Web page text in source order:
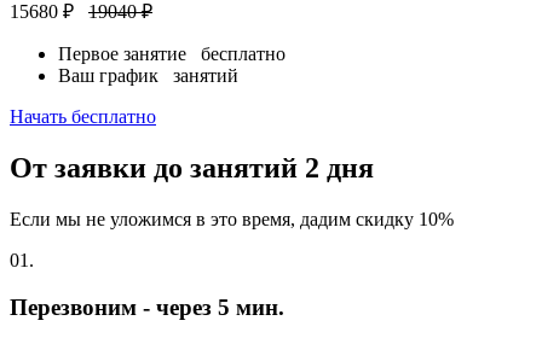
15680 ₽
19040 ₽
Первое занятие бесплатно
Ваш график занятий
Начать бесплатно
От заявки до занятий 2 дня
Если мы не уложимся в это время, дадим скидку 10%
01.
Перезвоним - через 5 мин.